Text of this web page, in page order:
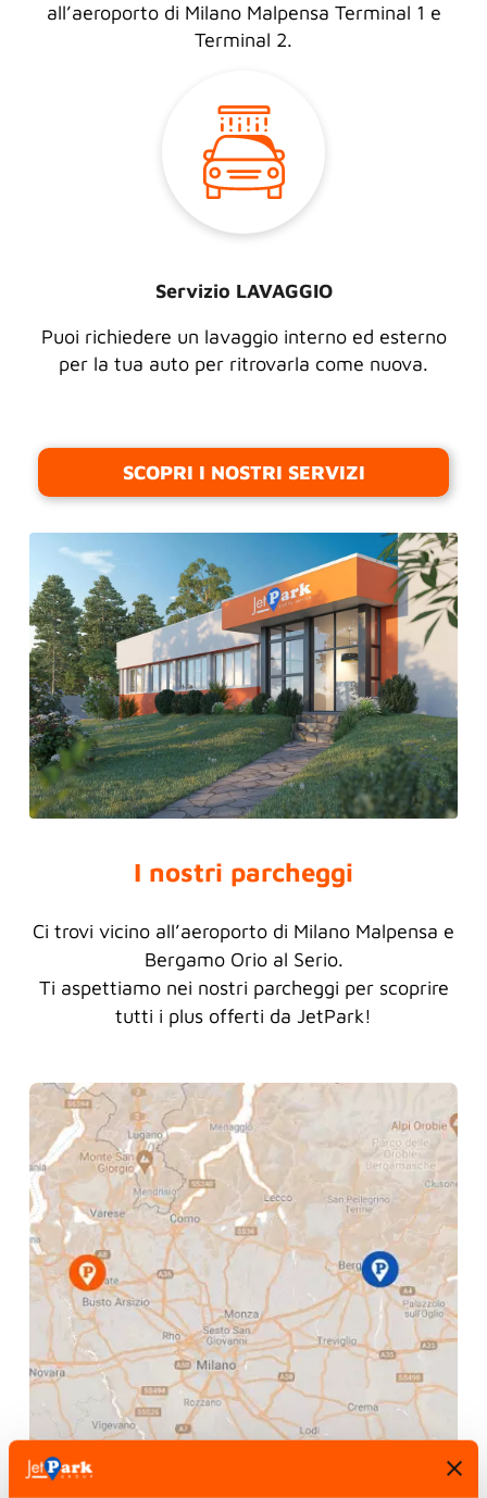
all’aeroporto di Milano Malpensa Terminal 1 e
Terminal 2.
Servizio LAVAGGIO
Puoi richiedere un lavaggio interno ed esterno
per la tua auto per ritrovarla come nuova.
SCOPRI I NOSTRI SERVIZI
I nostri parcheggi
Ci trovi vicino all’aeroporto di Milano Malpensa e
Bergamo Orio al Serio.
Ti aspettiamo nei nostri parcheggi per scoprire
tutti i plus offerti da JetPark!